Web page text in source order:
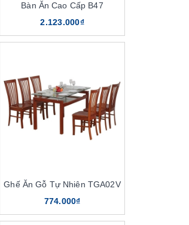
Bàn Ăn Cao Cấp B47
2.123.000₫
Ghế Ăn Gỗ Tự Nhiên TGA02V
774.000₫